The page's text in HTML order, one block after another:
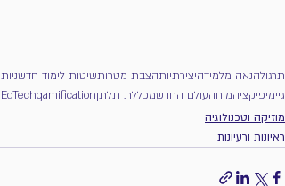
תרגולהנאה מלמידהיצירתיותהצבת מטרותשיטות לימוד חדשניות
גיימיפיקציהמוחהעולם החדשמכללת תלתןgamification
EdTech
מוזיקה וטכנולוגיה
ראיונות ורעיונות